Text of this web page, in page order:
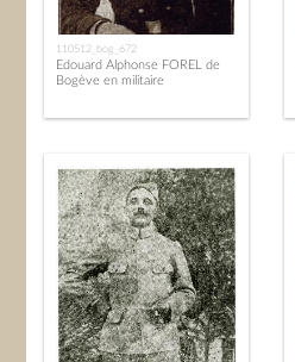
110512_bog_672
Edouard Alphonse FOREL de
Bogève en militaire